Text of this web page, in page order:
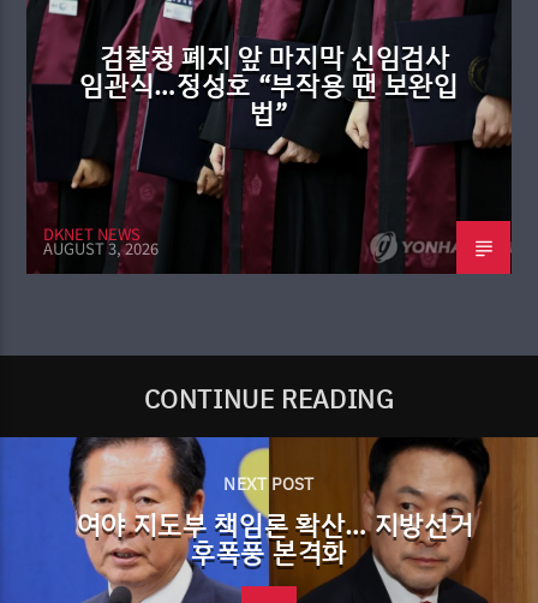
검찰청 폐지 앞 마지막 신임검사
임관식…정성호 “부작용 땐 보완입
법”
DKNET NEWS
AUGUST 3, 2026
CONTINUE READING
NEXT POST
여야 지도부 책임론 확산… 지방선거
후폭풍 본격화